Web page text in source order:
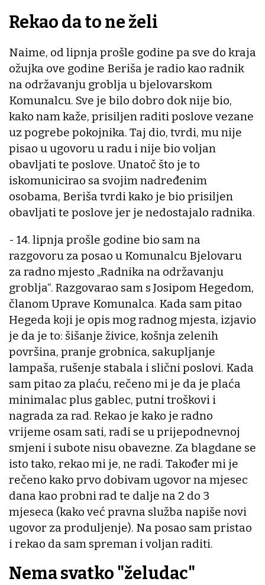
Rekao da to ne želi
Naime, od lipnja prošle godine pa sve do kraja
ožujka ove godine Beriša je radio kao radnik
na održavanju groblja u bjelovarskom
Komunalcu. Sve je bilo dobro dok nije bio,
kako nam kaže, prisiljen raditi poslove vezane
uz pogrebe pokojnika. Taj dio, tvrdi, mu nije
pisao u ugovoru u radu i nije bio voljan
obavljati te poslove. Unatoč što je to
iskomunicirao sa svojim nadređenim
osobama, Beriša tvrdi kako je bio prisiljen
obavljati te poslove jer je nedostajalo radnika.
- 14. lipnja prošle godine bio sam na
razgovoru za posao u Komunalcu Bjelovaru
za radno mjesto „Radnika na održavanju
groblja“. Razgovarao sam s Josipom Hegedom,
članom Uprave Komunalca. Kada sam pitao
Hegeda koji je opis mog radnog mjesta, izjavio
je da je to: šišanje živice, košnja zelenih
površina, pranje grobnica, sakupljanje
lampaša, rušenje stabala i slični poslovi. Kada
sam pitao za plaću, rečeno mi je da je plaća
minimalac plus gablec, putni troškovi i
nagrada za rad. Rekao je kako je radno
vrijeme osam sati, radi se u prijepodnevnoj
smjeni i subote nisu obavezne. Za blagdane se
isto tako, rekao mi je, ne radi. Također mi je
rečeno kako prvo dobivam ugovor na mjesec
dana kao probni rad te dalje na 2 do 3
mjeseca (kako već pravna služba napiše novi
ugovor za produljenje). Na posao sam pristao
i rekao da sam spreman i voljan raditi.
Nema svatko "želudac"